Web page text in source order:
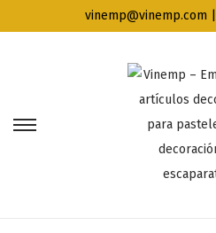
vinemp@vinemp.com |